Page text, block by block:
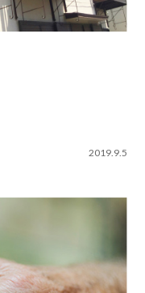
2019.9.5